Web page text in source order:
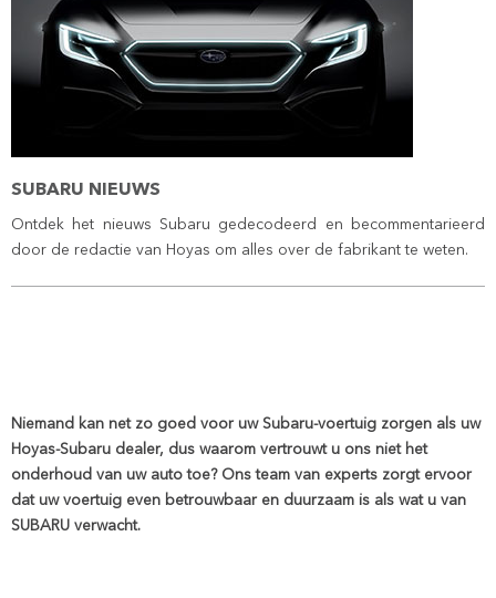
SUBARU NIEUWS
Ontdek het nieuws Subaru gedecodeerd en becommentarieerd
door de redactie van Hoyas om alles over de fabrikant te weten.
Niemand kan net zo goed voor uw Subaru-voertuig zorgen als uw
Hoyas-Subaru dealer, dus waarom vertrouwt u ons niet het
onderhoud van uw auto toe? Ons team van experts zorgt ervoor
dat uw voertuig even betrouwbaar en duurzaam is als wat u van
SUBARU verwacht.